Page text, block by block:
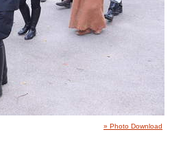
» Photo Download